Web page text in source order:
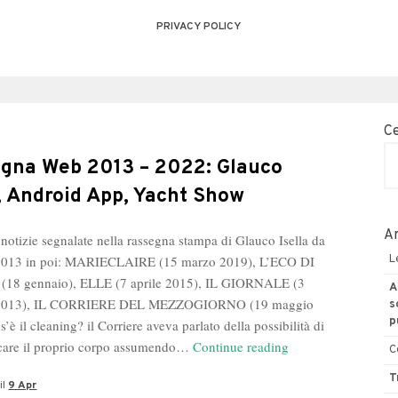
PRIVACY POLICY
Web 2013 – 2022: Glauco
Android App, Yacht Show
segnalate nella rassegna stampa di Glauco Isella da
in poi: MARIECLAIRE (15 marzo 2019), L’ECO DI
gennaio), ELLE (7 aprile 2015), IL GIORNALE (3
IL CORRIERE DEL MEZZOGIORNO (19 maggio
il cleaning? il Corriere aveva parlato della possibilità di
il proprio corpo assumendo…Continue reading
9 Apr